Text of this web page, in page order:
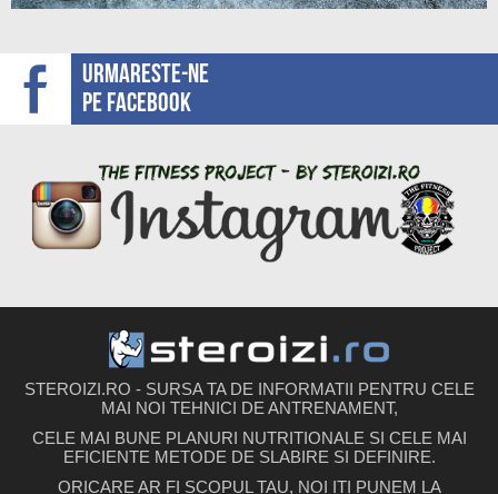
Urmareste-ne
pe facebook
STEROIZI.RO - SURSA TA DE INFORMATII PENTRU CELE
MAI NOI TEHNICI DE ANTRENAMENT,
CELE MAI BUNE PLANURI NUTRITIONALE SI CELE MAI
EFICIENTE METODE DE SLABIRE SI DEFINIRE.
ORICARE AR FI SCOPUL TAU, NOI ITI PUNEM LA